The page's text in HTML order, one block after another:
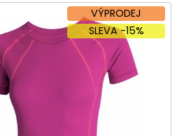
VÝPRODEJ
SLEVA -15%